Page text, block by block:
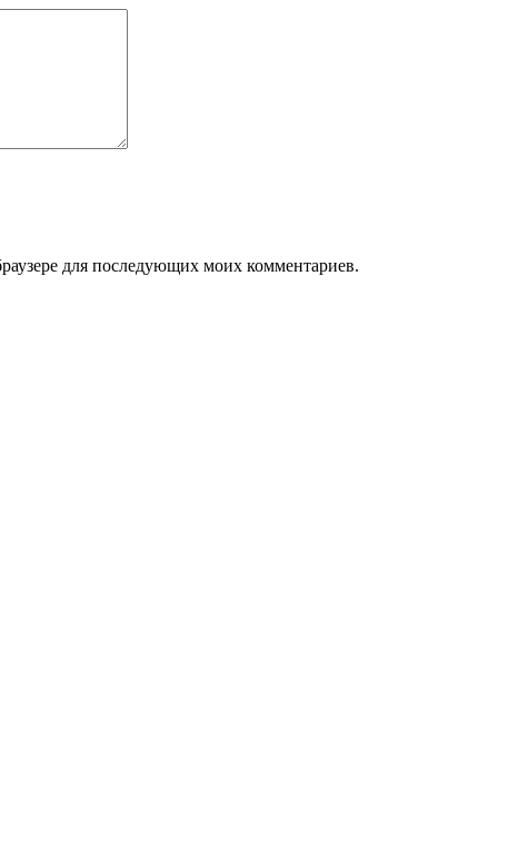
для последующих моих комментариев.